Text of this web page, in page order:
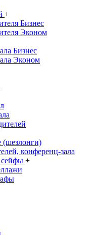
+
Бизнес
Эконом
Бизнес
Эконом
(шезлонги)
конференц-зала
сейфы +